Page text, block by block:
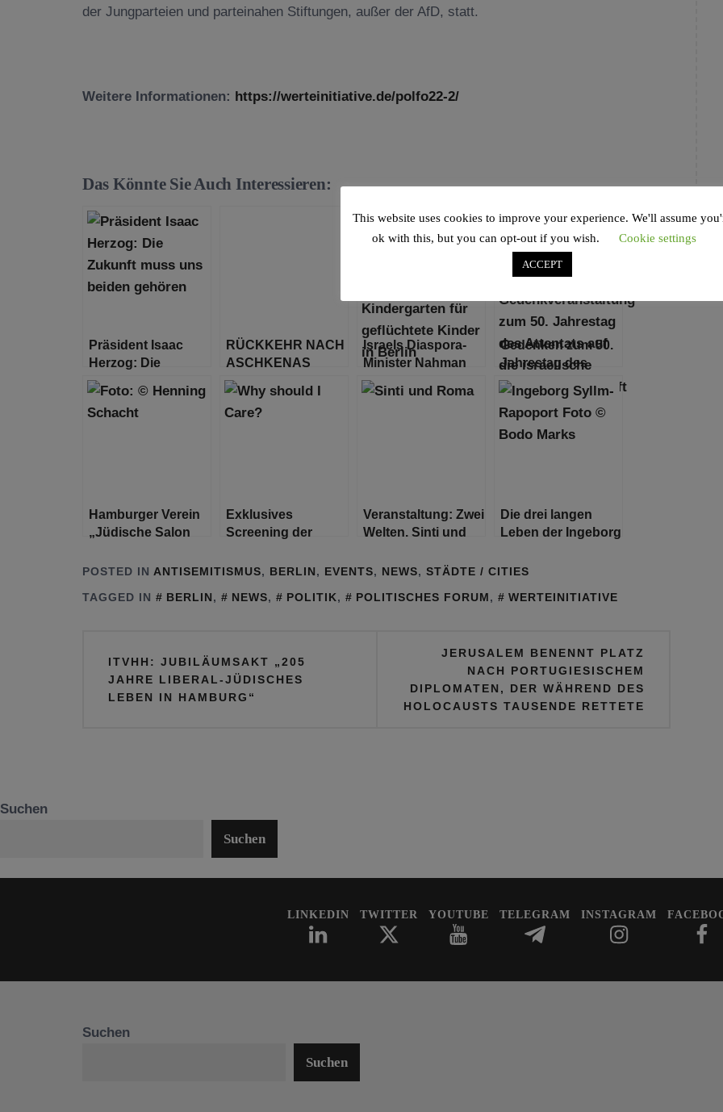
der Jungparteien und parteinahen Stiftungen, außer der AfD, statt.
Weitere Informationen: https://werteinitiative.de/polfo22-2/
Das Könnte Sie Auch Interessieren:
Präsident Isaac
Herzog: Die
Zukunft muss uns
beiden gehören
RÜCKKEHR NACH
ASCHKENAS
Israels Diaspora-
Minister Nahman
Shay eröffnet
Kindergarten für
Gedenken zum 50.
Jahrestag des
Olympia-Attentats
Hamburger Verein
„Jüdische Salon
wurde mit
ausgezeichnet
Exklusives
Screening der
“Why should I
Veranstaltung: Zwei
Welten. Sinti und
Die drei langen
Leben der Ingeborg
POSTED IN ANTISEMITISMUS, BERLIN, EVENTS, NEWS, STÄDTE / CITIES
TAGGED IN
BERLIN, NEWS, POLITIK, POLITISCHES FORUM, WERTEINITIATIVE
ITVHH: JUBILÄUMSAKT „205
JAHRE LIBERAL-JÜDISCHES
LEBEN IN HAMBURG“
JERUSALEM BENENNT PLATZ
NACH PORTUGIESISCHEM
DIPLOMATEN, DER WÄHREND DES
HOLOCAUSTS TAUSENDE RETTETE
Suchen
Suchen
LINKEDIN TWITTER YOUTUBE TELEGRAM INSTAGRAM
Suchen
Suchen
This website uses cookies to improve your experience. We'll assume
ok with this, but you can opt-out if you wish.
Cookie settings
ACCEPT